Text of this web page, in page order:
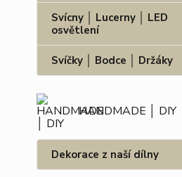
Svícny │ Lucerny │ LED
osvětlení
Svíčky │ Bodce │ Držáky
HANDMADE │ DIY
Dekorace z naší dílny